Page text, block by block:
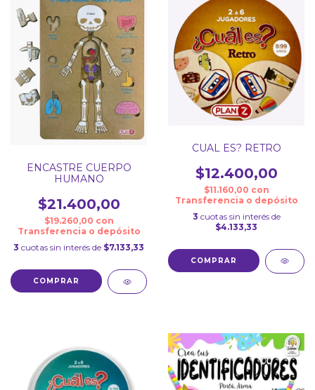
ENCASTRE CUERPO
HUMANO
$21.400,00
$19.260,00 con
Transferencia o depósito
3 cuotas sin interés de $7.133,33
CUAL ES? RETRO
$12.400,00
$11.160,00 con
Transferencia o depósito
3 cuotas sin interés de
$4.133,33